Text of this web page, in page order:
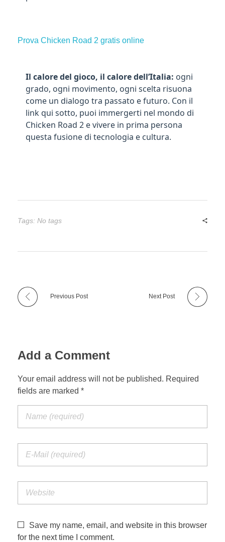
Prova Chicken Road 2 gratis online
Il calore del gioco, il calore dell’Italia: ogni
grado, ogni movimento, ogni scelta risuona
come un dialogo tra passato e futuro. Con il
link qui sotto, puoi immergerti nel mondo di
Chicken Road 2 e vivere in prima persona
questa fusione di tecnologia e cultura.
Tags: No tags
Previous Post Next Post
Add a Comment
Your email address will not be published. Required
fields are marked *
Save my name, email, and website in this browser
for the next time I comment.